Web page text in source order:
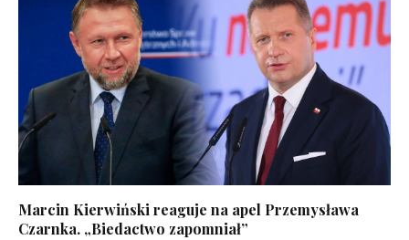
Marcin Kierwiński reaguje na apel Przemysława
Czarnka. „Biedactwo zapomniał”